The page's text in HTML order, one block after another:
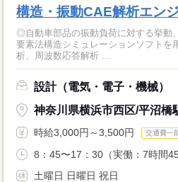
構造・振動CAE解析エン
◎自動車部品の振動負荷に対する挙動
要素法構造シミュレーションソフトを
析、周波数応答解析 ...
設計（電気・電子・機械）
神奈川県横浜市西区/平沼橋
時給3,000円～3,500円 交通費一
8：45〜17：30（実働：7時間
土曜日 日曜日 祝日